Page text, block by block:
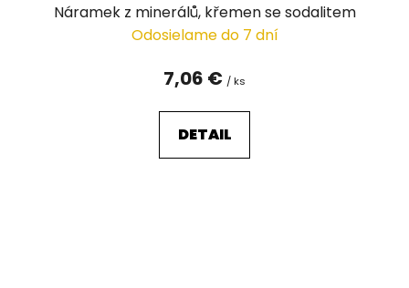
Náramek z minerálů, křemen se sodalitem
Odosielame do 7 dní
7,06 € / ks
DETAIL